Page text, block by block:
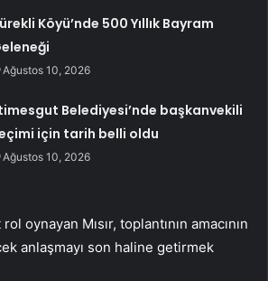
Köyü’nde 500 Yıllık Bayram
Ağustos 10, 2026
Belediyesi’nde başkanvekili
için tarih belli oldu
Ağustos 10, 2026
oynayan Mısır, toplantının amacının
anlaşmayı son haline getirmek